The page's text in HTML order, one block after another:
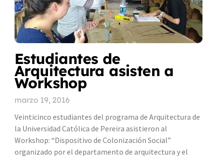
Estudiantes de
Arquitectura asisten a
Workshop
marzo 19, 2016
Veinticinco estudiantes del programa de Arquitectura de
la Universidad Católica de Pereira asistieron al
Workshop: “Dispositivo de Colonización Social”
organizado por el departamento de arquitectura y el